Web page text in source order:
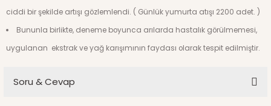
ciddi bir şekilde artışı gözlemlendi. ( Günlük yumurta atışı 2200 adet. )
Bununla birlikte, deneme boyunca arılarda hastalık görülmemesi,
uygulanan ekstrak ve yağ karışımının faydası olarak tespit edilmiştir.
Soru & Cevap